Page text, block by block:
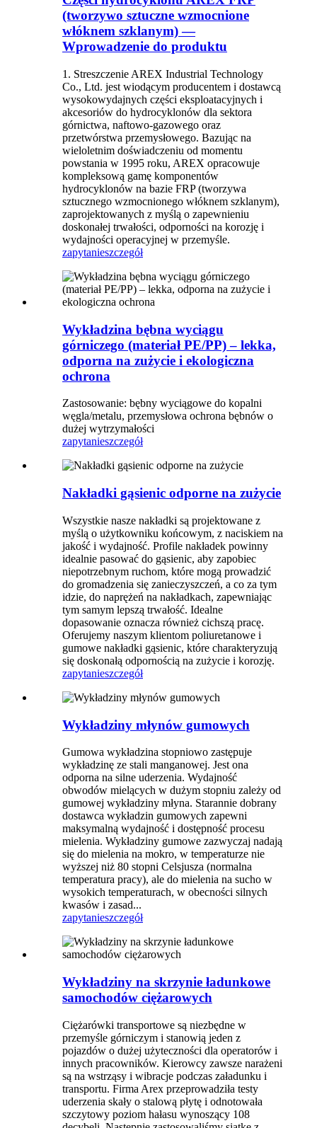
(tworzywo sztuczne wzmocnione
włóknem szklanym) —
Wprowadzenie do produktu
1. Streszczenie AREX Industrial Technology
Co., Ltd. jest wiodącym producentem i dostawcą
wysokowydajnych części eksploatacyjnych i
akcesoriów do hydrocyklonów dla sektora
górnictwa, naftowo-gazowego oraz
przetwórstwa przemysłowego. Bazując na
wieloletnim doświadczeniu od momentu
powstania w 1995 roku, AREX opracowuje
kompleksową gamę komponentów
hydrocyklonów na bazie FRP (tworzywa
sztucznego wzmocnionego włóknem szklanym),
zaprojektowanych z myślą o zapewnieniu
doskonałej trwałości, odporności na korozję i
wydajności operacyjnej w przemyśle.
zapytanieszczegół
Wykładzina bębna wyciągu
górniczego (materiał PE/PP) – lekka,
odporna na zużycie i ekologiczna
ochrona​
Zastosowanie: bębny wyciągowe do kopalni
węgla/metalu, przemysłowa ochrona bębnów o
dużej wytrzymałości
zapytanieszczegół
Nakładki gąsienic odporne na zużycie
Wszystkie nasze nakładki są projektowane z
myślą o użytkowniku końcowym, z naciskiem na
jakość i wydajność. Profile nakładek powinny
idealnie pasować do gąsienic, aby zapobiec
niepotrzebnym ruchom, które mogą prowadzić
do gromadzenia się zanieczyszczeń, a co za tym
idzie, do naprężeń na nakładkach, zapewniając
tym samym lepszą trwałość. Idealne
dopasowanie oznacza również cichszą pracę.
Oferujemy naszym klientom poliuretanowe i
gumowe nakładki gąsienic, które charakteryzują
się doskonałą odpornością na zużycie i korozję.
zapytanieszczegół
Wykładziny młynów gumowych
Gumowa wykładzina stopniowo zastępuje
wykładzinę ze stali manganowej. Jest ona
odporna na silne uderzenia. Wydajność
obwodów mielących w dużym stopniu zależy od
gumowej wykładziny młyna. Starannie dobrany
dostawca wykładzin gumowych zapewni
maksymalną wydajność i dostępność procesu
mielenia. Wykładziny gumowe zazwyczaj nadają
się do mielenia na mokro, w temperaturze nie
wyższej niż 80 stopni Celsjusza (normalna
temperatura pracy), ale do mielenia na sucho w
wysokich temperaturach, w obecności silnych
kwasów i zasad...
zapytanieszczegół
Wykładziny na skrzynie ładunkowe
samochodów ciężarowych
Ciężarówki transportowe są niezbędne w
przemyśle górniczym i stanowią jeden z
pojazdów o dużej użyteczności dla operatorów i
innych pracowników. Kierowcy zawsze narażeni
są na wstrząsy i wibracje podczas załadunku i
transportu. Firma Arex przeprowadziła testy
uderzenia skały o stalową płytę i odnotowała
szczytowy poziom hałasu wynoszący 108